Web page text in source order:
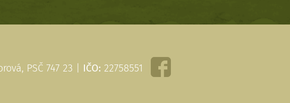
PSČ 747 23 | IČO: 22758551